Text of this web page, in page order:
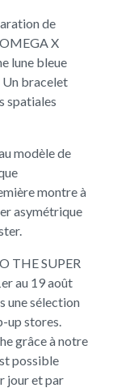
de
X
lune bleue
Un bracelet
spatiales
modèle de
montre à
asymétrique
THE SUPER
au 19 août
une sélection
up stores.
grâce à notre
possible
jour et par